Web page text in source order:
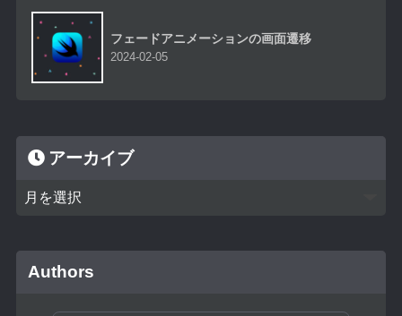
フェードアニメーションの画面遷移
2024-02-05
アーカイブ
Authors